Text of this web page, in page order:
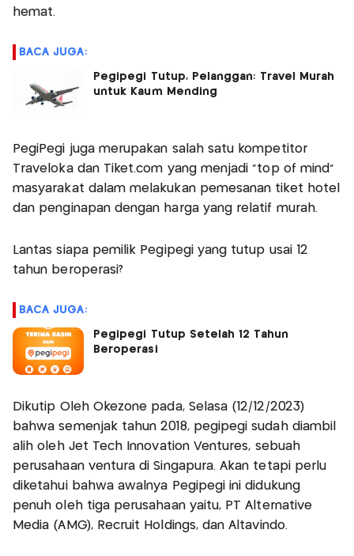
hemat.
BACA JUGA:
Pegipegi Tutup, Pelanggan: Travel Murah
untuk Kaum Mending
PegiPegi juga merupakan salah satu kompetitor
Traveloka dan Tiket.com yang menjadi "top of mind"
masyarakat dalam melakukan pemesanan tiket hotel
dan penginapan dengan harga yang relatif murah.
Lantas siapa pemilik Pegipegi yang tutup usai 12
tahun beroperasi?
BACA JUGA:
Pegipegi Tutup Setelah 12 Tahun
Beroperasi
Dikutip Oleh Okezone pada, Selasa (12/12/2023)
bahwa semenjak tahun 2018, pegipegi sudah diambil
alih oleh Jet Tech Innovation Ventures, sebuah
perusahaan ventura di Singapura. Akan tetapi perlu
diketahui bahwa awalnya Pegipegi ini didukung
penuh oleh tiga perusahaan yaitu, PT Alternative
Media (AMG), Recruit Holdings, dan Altavindo.